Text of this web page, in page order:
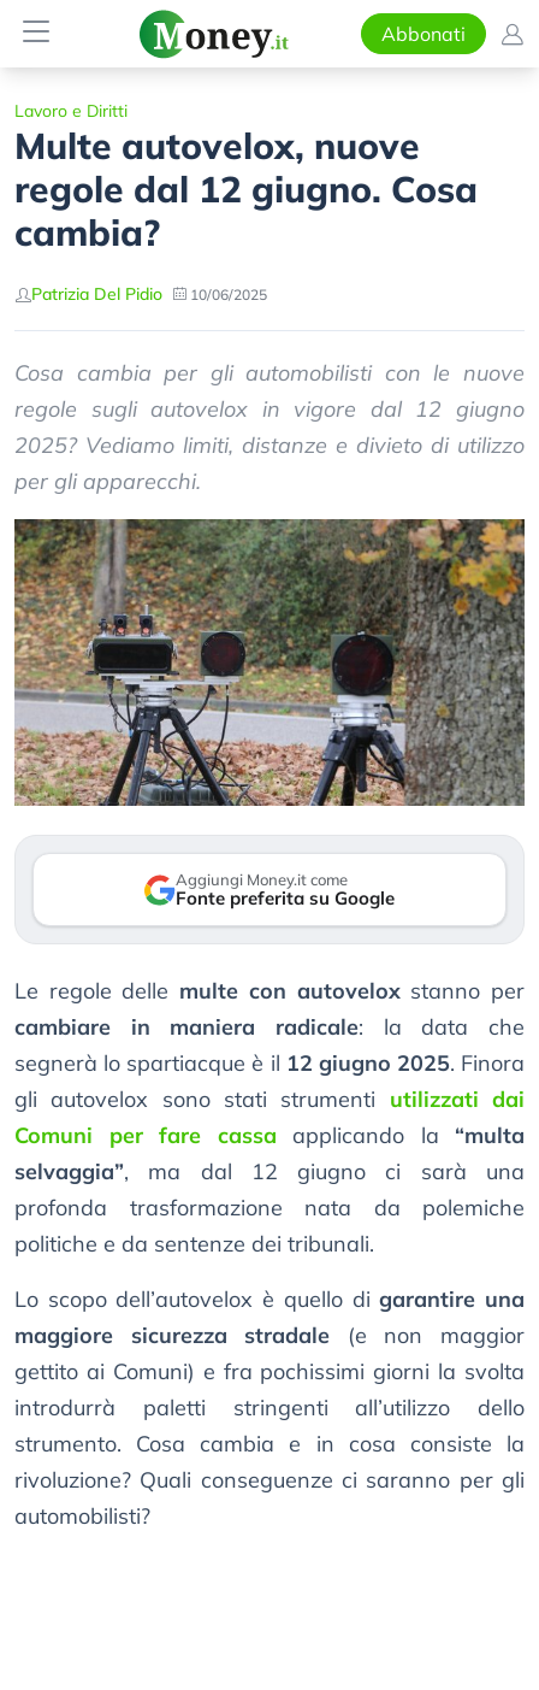
Abbonati
Lavoro e Diritti
Multe autovelox, nuove
regole dal 12 giugno. Cosa
cambia?
Patrizia Del Pidio 10/06/2025
Cosa cambia per gli automobilisti con le nuove
regole sugli autovelox in vigore dal 12 giugno
2025? Vediamo limiti, distanze e divieto di utilizzo
per gli apparecchi.
Aggiungi Money.it come
Fonte preferita su Google
Le regole delle multe con autoveloxstanno per
cambiare in maniera radicale: la data che
segnerà lo spartiacque è il 12 giugno 2025. Finora
gli autovelox sono stati strumenti utilizzati dai
Comuni per fare cassa applicando la “multa
selvaggia”, ma dal 12 giugno ci sarà una
profonda trasformazione nata da polemiche
politiche e da sentenze dei tribunali.
Lo scopo dell’autovelox è quello digarantire una
maggiore sicurezza stradale (e non maggior
gettito ai Comuni) e fra pochissimi giorni la svolta
introdurrà paletti stringenti all’utilizzo dello
strumento. Cosa cambia e in cosa consiste la
rivoluzione? Quali conseguenze ci saranno per gli
automobilisti?